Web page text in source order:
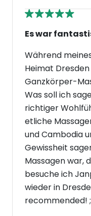
Es war
Während
Heimat
Ganzkörper-
Was soll ich
richtiger
etliche
und Cambodia
Gewissheit
Massagen war,
besuche ich
wieder in